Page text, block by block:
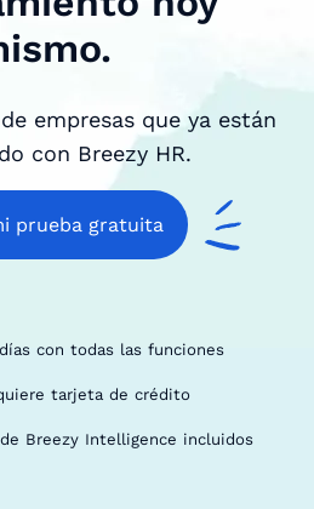
empresas que ya están
con Breezy HR.
prueba gratuita
con todas las funciones
tarjeta de crédito
Breezy Intelligence incluidos